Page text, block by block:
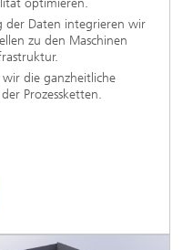
optimieren.
der Daten integrieren wir
zu den Maschinen
die ganzheitliche
Prozessketten.